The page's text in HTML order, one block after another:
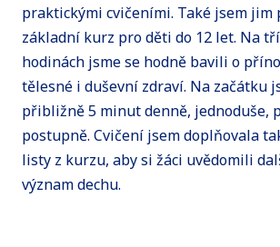
praktickými cvičeními. Také jsem jim
základní kurz pro děti do 12 let. Na
hodinách jsme se hodně bavili o
tělesné i duševní zdraví. Na začátku
přibližně 5 minut denně, jednoduše,
postupně. Cvičení jsem doplňovala
listy z kurzu, aby si žáci uvědomili
význam dechu.